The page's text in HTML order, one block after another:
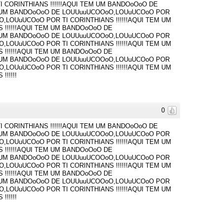
CORINTHIANS !!!!!!AQUI TEM UM BANDOoOoO DE
BANDOoOoO DE LOUUuuUCOOoO,LOUuUCOoO POR
POR TI CORINTHIANS !!!!!!AQUI TEM UM
!!!!!!AQUI TEM UM BANDOoOoO DE
BANDOoOoO DE LOUUuuUCOOoO,LOUuUCOoO POR
POR TI CORINTHIANS !!!!!!AQUI TEM UM
!!!!!!AQUI TEM UM BANDOoOoO DE
BANDOoOoO DE LOUUuuUCOOoO,LOUuUCOoO POR
POR TI CORINTHIANS !!!!!!AQUI TEM UM
!!!!!!
0
CORINTHIANS !!!!!!AQUI TEM UM BANDOoOoO DE
BANDOoOoO DE LOUUuuUCOOoO,LOUuUCOoO POR
POR TI CORINTHIANS !!!!!!AQUI TEM UM
!!!!!!AQUI TEM UM BANDOoOoO DE
BANDOoOoO DE LOUUuuUCOOoO,LOUuUCOoO POR
POR TI CORINTHIANS !!!!!!AQUI TEM UM
!!!!!!AQUI TEM UM BANDOoOoO DE
BANDOoOoO DE LOUUuuUCOOoO,LOUuUCOoO POR
POR TI CORINTHIANS !!!!!!AQUI TEM UM
!!!!!!